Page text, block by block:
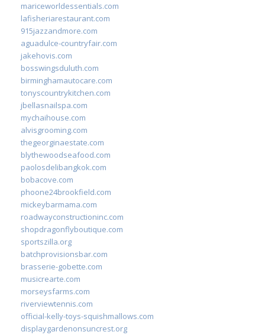
mariceworldessentials.com
lafisheriarestaurant.com
915jazzandmore.com
aguadulce-countryfair.com
jakehovis.com
bosswingsduluth.com
birminghamautocare.com
tonyscountrykitchen.com
jbellasnailspa.com
mychaihouse.com
alvisgrooming.com
thegeorginaestate.com
blythewoodseafood.com
paolosdelibangkok.com
bobacove.com
phoone24brookfield.com
mickeybarmama.com
roadwayconstructioninc.com
shopdragonflyboutique.com
sportszilla.org
batchprovisionsbar.com
brasserie-gobette.com
musicrearte.com
morseysfarms.com
riverviewtennis.com
official-kelly-toys-squishmallows.com
displaygardenonsuncrest.org